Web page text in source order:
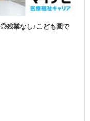
◎残業なし♪こども園で